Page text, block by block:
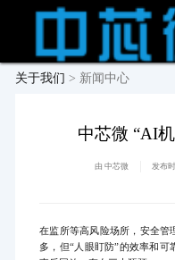
关于我们 > 新闻中心
中芯微 “AI
由 中芯微 发布
在监所等高风险场所，安全管
多，但“人眼盯防”的效率和